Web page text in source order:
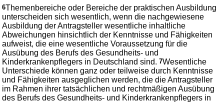
6Themenbereiche oder Bereiche der praktischen Ausbildung
unterscheiden sich wesentlich, wenn die nachgewiesene
Ausbildung der Antragsteller wesentliche inhaltliche
Abweichungen hinsichtlich der Kenntnisse und Fähigkeiten
aufweist, die eine wesentliche Voraussetzung für die
Ausübung des Berufs des Gesundheits- und
Kinderkrankenpflegers in Deutschland sind.7Wesentliche
Unterschiede können ganz oder teilweise durch Kenntnisse
und Fähigkeiten ausgeglichen werden, die die Antragsteller
im Rahmen ihrer tatsächlichen und rechtmäßigen Ausübung
des Berufs des Gesundheits- und Kinderkrankenpflegers in